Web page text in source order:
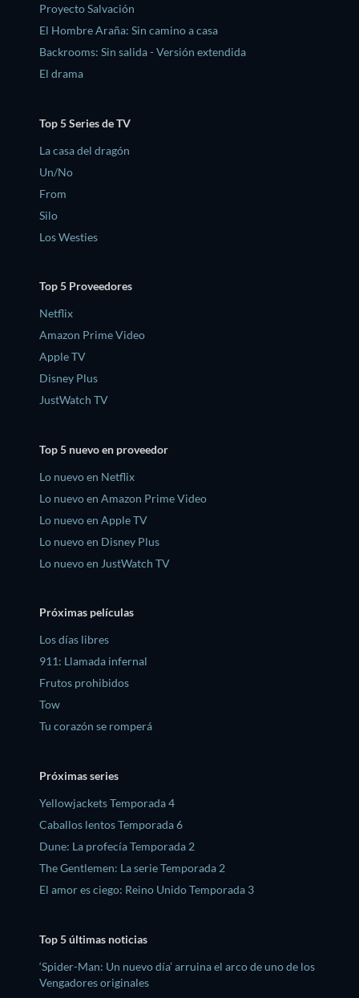
Proyecto Salvación
El Hombre Araña: Sin camino a casa
Backrooms: Sin salida - Versión extendida
El drama
Top 5 Series de TV
La casa del dragón
Un/No
From
Silo
Los Westies
Top 5 Proveedores
Netflix
Amazon Prime Video
Apple TV
Disney Plus
JustWatch TV
Top 5 nuevo en proveedor
Lo nuevo en Netflix
Lo nuevo en Amazon Prime Video
Lo nuevo en Apple TV
Lo nuevo en Disney Plus
Lo nuevo en JustWatch TV
Próximas películas
Los días libres
911: Llamada infernal
Frutos prohibidos
Tow
Tu corazón se romperá
Próximas series
Yellowjackets Temporada 4
Caballos lentos Temporada 6
Dune: La profecía Temporada 2
The Gentlemen: La serie Temporada 2
El amor es ciego: Reino Unido Temporada 3
Top 5 últimas noticias
‘Spider-Man: Un nuevo día’ arruina el arco de uno de los
Vengadores originales